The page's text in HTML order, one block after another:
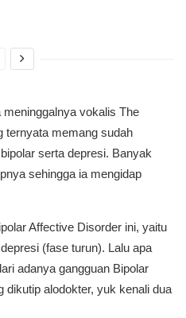
meninggalnya vokalis The
ternyata memang sudah
serta depresi. Banyak
sehingga ia mengidap
Affective Disorder ini, yaitu
(fase turun). Lalu apa
adanya gangguan Bipolar
dikutip alodokter, yuk kenali dua